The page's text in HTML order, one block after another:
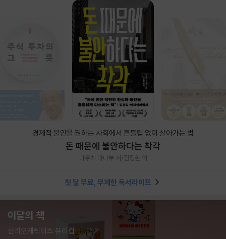
경제적 불안을 권하는 사회에서 흔들림 없이 살아가는 법
돈 때문에 불안하다는 착각
다우치 마나부 저/김정환 역
첫 달 무료, 무제한 독서라이프
이달의 책
산리오캐릭터즈 유리컵